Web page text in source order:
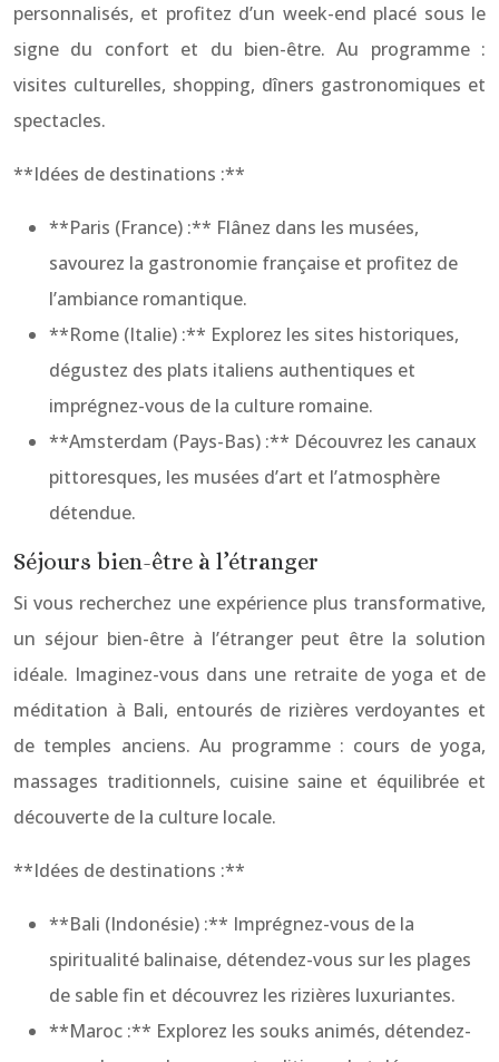
personnalisés, et profitez d’un week-end placé sous le
signe du confort et du bien-être. Au programme :
visites culturelles, shopping, dîners gastronomiques et
spectacles.
**Idées de destinations :**
**Paris (France) :** Flânez dans les musées,
savourez la gastronomie française et profitez de
l’ambiance romantique.
**Rome (Italie) :** Explorez les sites historiques,
dégustez des plats italiens authentiques et
imprégnez-vous de la culture romaine.
**Amsterdam (Pays-Bas) :** Découvrez les canaux
pittoresques, les musées d’art et l’atmosphère
détendue.
Séjours bien-être à l’étranger
Si vous recherchez une expérience plus transformative,
un séjour bien-être à l’étranger peut être la solution
idéale. Imaginez-vous dans une retraite de yoga et de
méditation à Bali, entourés de rizières verdoyantes et
de temples anciens. Au programme : cours de yoga,
massages traditionnels, cuisine saine et équilibrée et
découverte de la culture locale.
**Idées de destinations :**
**Bali (Indonésie) :** Imprégnez-vous de la
spiritualité balinaise, détendez-vous sur les plages
de sable fin et découvrez les rizières luxuriantes.
**Maroc :** Explorez les souks animés, détendez-